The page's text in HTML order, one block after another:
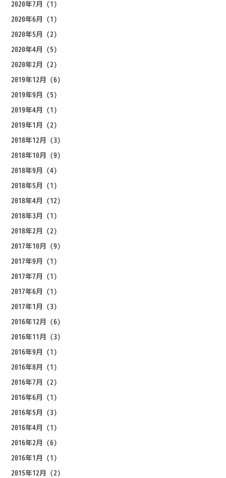
2020年7月 (1)
2020年6月 (1)
2020年5月 (2)
2020年4月 (5)
2020年2月 (2)
2019年12月 (6)
2019年9月 (5)
2019年4月 (1)
2019年1月 (2)
2018年12月 (3)
2018年10月 (9)
2018年9月 (4)
2018年5月 (1)
2018年4月 (12)
2018年3月 (1)
2018年2月 (2)
2017年10月 (9)
2017年9月 (1)
2017年7月 (1)
2017年6月 (1)
2017年1月 (3)
2016年12月 (6)
2016年11月 (3)
2016年9月 (1)
2016年8月 (1)
2016年7月 (2)
2016年6月 (1)
2016年5月 (3)
2016年4月 (1)
2016年2月 (6)
2016年1月 (1)
2015年12月 (2)